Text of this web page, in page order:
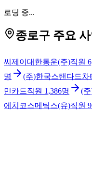
로딩 중...
종로구 주요
씨제이대한통운(주)직원
명
(주)한국스탠다드차
민카드직원 1,386명 (
에치코스메틱스(유)직원